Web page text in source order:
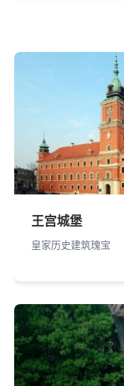
王宫城堡
皇家历史建筑瑰宝